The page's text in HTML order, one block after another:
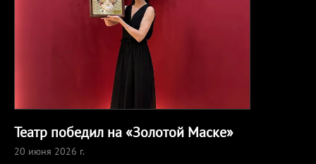
Театр победил на «Золотой Маске»
20 июня 2026 г.